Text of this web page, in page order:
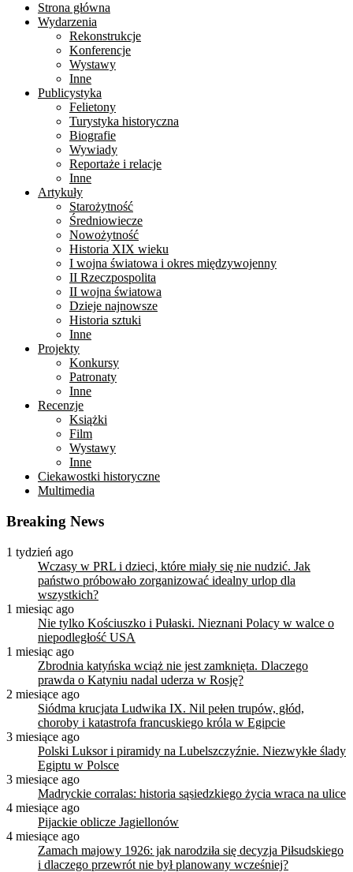
Strona główna
Wydarzenia
Rekonstrukcje
Konferencje
Wystawy
Inne
Publicystyka
Felietony
Turystyka historyczna
Biografie
Wywiady
Reportaże i relacje
Inne
Artykuły
Starożytność
Średniowiecze
Nowożytność
Historia XIX wieku
I wojna światowa i okres międzywojenny
II Rzeczpospolita
II wojna światowa
Dzieje najnowsze
Historia sztuki
Inne
Projekty
Konkursy
Patronaty
Inne
Recenzje
Książki
Film
Wystawy
Inne
Ciekawostki historyczne
Multimedia
Breaking News
1 tydzień ago
Wczasy w PRL i dzieci, które miały się nie nudzić. Jak
państwo próbowało zorganizować idealny urlop dla
wszystkich?
1 miesiąc ago
Nie tylko Kościuszko i Pułaski. Nieznani Polacy w walce o
niepodległość USA
1 miesiąc ago
Zbrodnia katyńska wciąż nie jest zamknięta. Dlaczego
prawda o Katyniu nadal uderza w Rosję?
2 miesiące ago
Siódma krucjata Ludwika IX. Nil pełen trupów, głód,
choroby i katastrofa francuskiego króla w Egipcie
3 miesiące ago
Polski Luksor i piramidy na Lubelszczyźnie. Niezwykłe ślady
Egiptu w Polsce
3 miesiące ago
Madryckie corralas: historia sąsiedzkiego życia wraca na ulice
4 miesiące ago
Pijackie oblicze Jagiellonów
4 miesiące ago
Zamach majowy 1926: jak narodziła się decyzja Piłsudskiego
i dlaczego przewrót nie był planowany wcześniej?